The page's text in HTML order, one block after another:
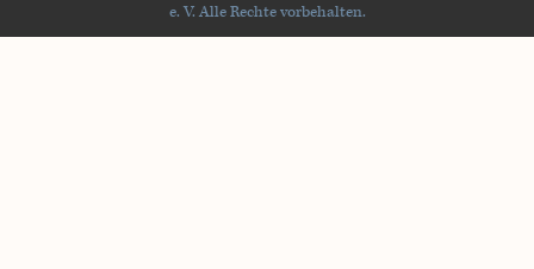
e. V. Alle Rechte vorbehalten.